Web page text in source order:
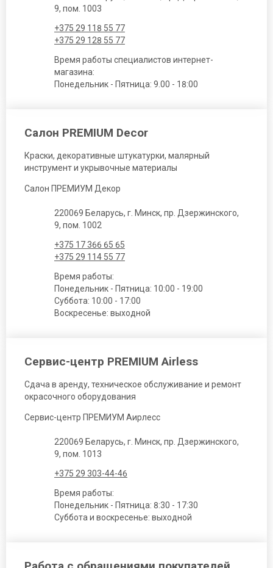
9, пом. 1003
+375 29 118 55 77
+375 29 128 55 77
Время работы специалистов интернет-
магазина:
Понедельник - Пятница: 9.00 - 18:00
Салон PREMIUM Decor
Краски, декоративные штукатурки, малярный
инструмент и укрывочные материалы
Салон ПРЕМИУМ Декор
220069 Беларусь, г. Минск, пр. Дзержинского,
9, пом. 1002
+375 17 366 65 65
+375 29 114 55 77
Время работы:
Понедельник - Пятница: 10:00 - 19:00
Суббота: 10:00 - 17:00
Воскресенье: выходной
Сервис-центр PREMIUM Airless
Сдача в аренду, техническое обслуживание и ремонт
окрасочного оборудования
Сервис-центр ПРЕМИУМ Аирлесс
220069 Беларусь, г. Минск, пр. Дзержинского,
9, пом. 1013
+375 29 303-44-46
Время работы:
Понедельник - Пятница: 8:30 - 17:30
Суббота и воскресенье: выходной